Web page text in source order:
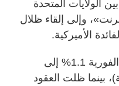
الولايات ​المتحدة
وإلى إلقاء ظلال
الأميركية.
وانخفض الذهب في المعاملات الفورية 1.1% إلى
بينما ظلت العقود